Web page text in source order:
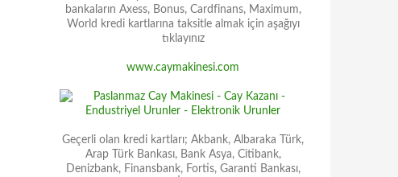
bankaların Axess, Bonus, Cardfinans, Maximum,
World kredi kartlarına taksitle almak için aşağıyı
tıklayınız
www.caymakinesi.com
Geçerli olan kredi kartları; Akbank, Albaraka Türk,
Arap Türk Bankası, Bank Asya, Citibank,
Denizbank, Finansbank, Fortis, Garanti Bankası,